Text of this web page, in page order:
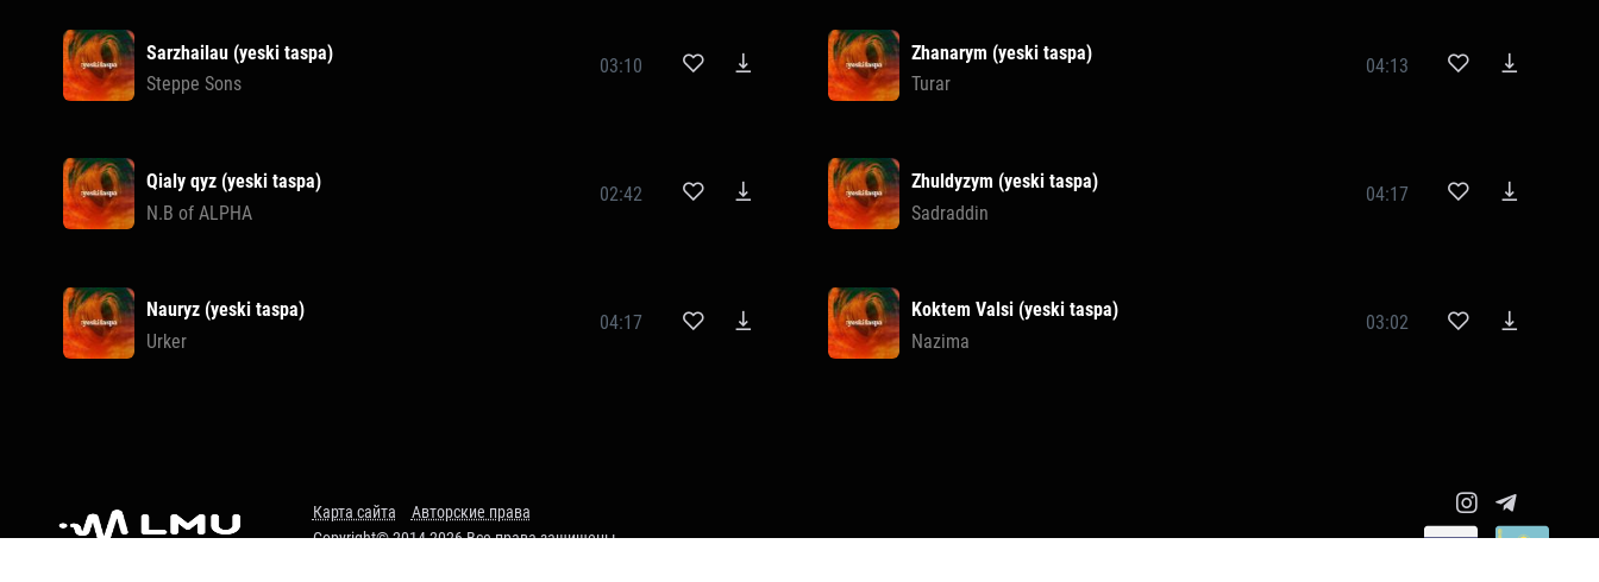
Sarzhailau (yeski taspa)
Steppe Sons
03:10
Zhanarym (yeski taspa)
Turar
04:13
Qialy qyz (yeski taspa)
N.B of ALPHA
02:42
Zhuldyzym (yeski taspa)
Sadraddin
04:17
Nauryz (yeski taspa)
Urker
04:17
Koktem Valsi (yeski taspa)
Nazima
03:02
Карта сайта
Авторские права
Copyright© 2014-2026 Все права защищены.